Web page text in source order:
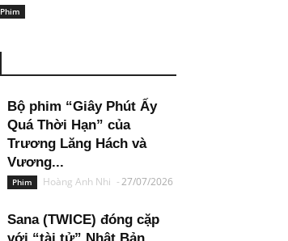
Phim
Bộ phim “Giây Phút Ấy
Quá Thời Hạn” của
Trương Lăng Hách và
Vương...
Phim Hoàng Anh Nhi -27/07/2026
Sana (TWICE) đóng cặp